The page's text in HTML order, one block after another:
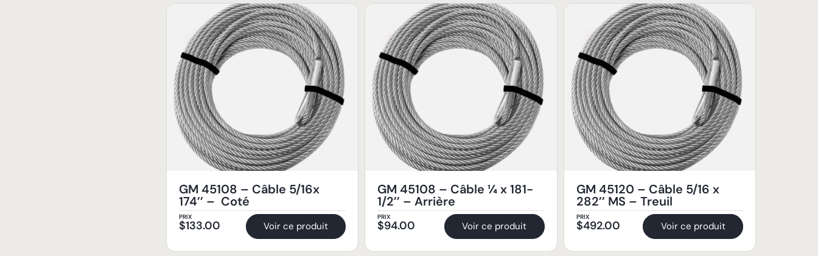
GM 45108 – Câble 5/16x
174’’ – Coté
PRIX
$133.00 Voir ce produit
GM 45108 – Câble ¼ x 181-
1/2’’ – Arrière
PRIX
$94.00 Voir ce produit
GM 45120 – Câble 5/16 x
282’’ MS – Treuil
PRIX
$492.00 Voir ce produit